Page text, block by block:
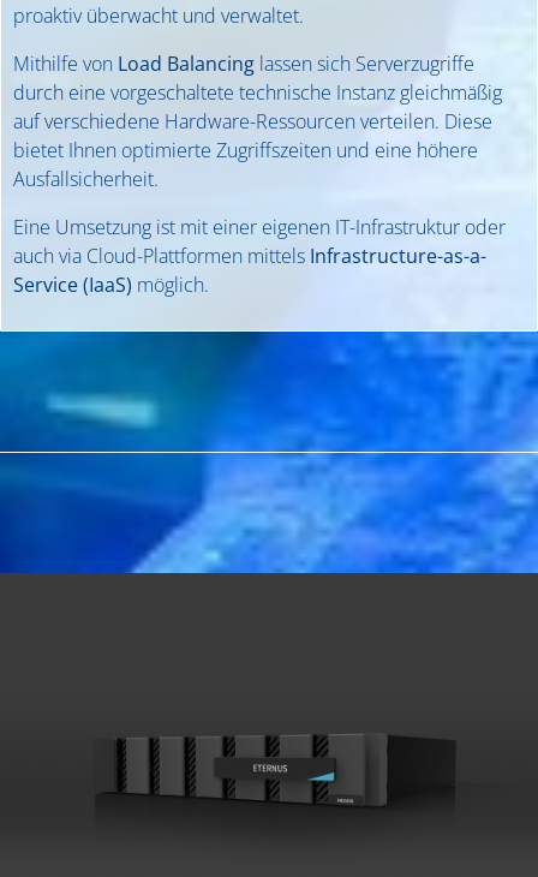
proaktiv überwacht und verwaltet.
Mithilfe von Load Balancing lassen sich Serverzugriffe
durch eine vorgeschaltete technische Instanz gleichmäßig
auf verschiedene Hardware-Ressourcen verteilen. Diese
bietet Ihnen optimierte Zugriffszeiten und eine höhere
Ausfallsicherheit.
Eine Umsetzung ist mit einer eigenen IT-Infrastruktur oder
auch via Cloud-Plattformen mittels Infrastructure-as-a-
Service (IaaS) möglich.